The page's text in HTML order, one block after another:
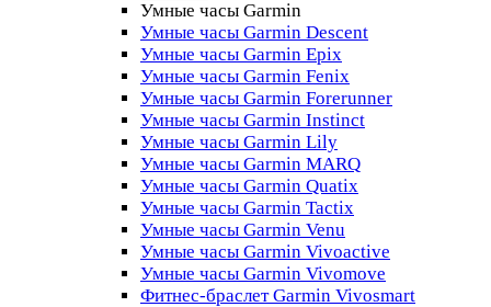
Умные часы Garmin
Умные часы Garmin Descent
Умные часы Garmin Epix
Умные часы Garmin Fenix
Умные часы Garmin Forerunner
Умные часы Garmin Instinct
Умные часы Garmin Lily
Умные часы Garmin MARQ
Умные часы Garmin Quatix
Умные часы Garmin Tactix
Умные часы Garmin Venu
Умные часы Garmin Vivoactive
Умные часы Garmin Vivomove
Фитнес-браслет Garmin Vivosmart